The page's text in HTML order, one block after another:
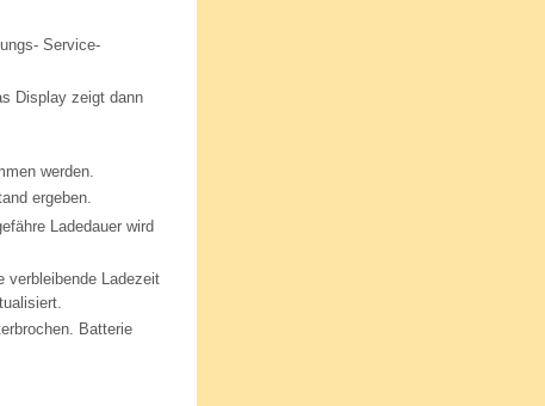
Service-
Display zeigt dann
werden.
ergeben.
Ladedauer wird
verbleibende Ladezeit
Batterie